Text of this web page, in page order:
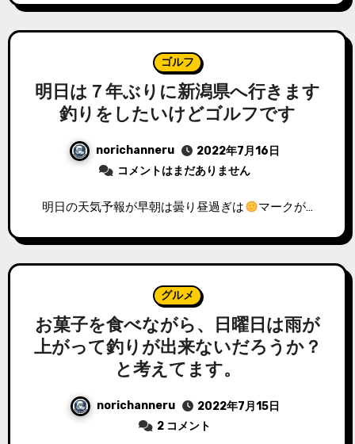
ゴルフ
明日は７年ぶりに新潟県へ行きます
釣りをしたいけどゴルフです
norichanneru
2022年7月16日
コメントはまだありません
明日の天気予報が早朝は曇り昼過ぎは マークが…
グルメ
お菓子を食べながら、日曜日は雨が
上がって釣りが出来ないだろうか？
と考えてます。
norichanneru
2022年7月15日
2 コメント